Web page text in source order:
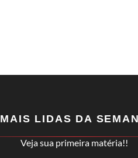
MAIS LIDAS DA
Veja sua primeira matéria!!